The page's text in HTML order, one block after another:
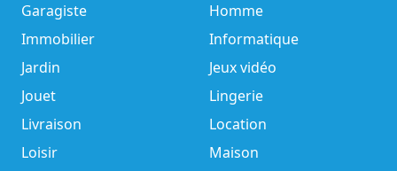
Garagiste
Homme
Immobilier
Informatique
Jardin
Jeux vidéo
Jouet
Lingerie
Livraison
Location
Loisir
Maison